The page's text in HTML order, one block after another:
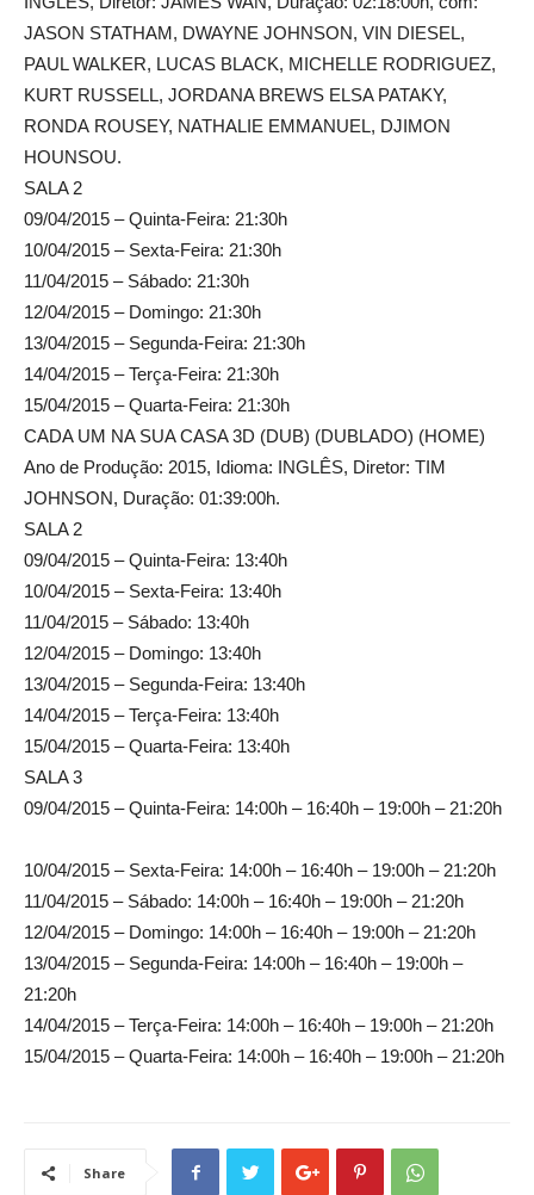
JASON STATHAM, DWAYNE JOHNSON, VIN DIESEL,
PAUL WALKER, LUCAS BLACK, MICHELLE RODRIGUEZ,
KURT RUSSELL, JORDANA BREWS ELSA PATAKY,
RONDA ROUSEY, NATHALIE EMMANUEL, DJIMON
HOUNSOU.
SALA 2
09/04/2015 – Quinta-Feira: 21:30h
10/04/2015 – Sexta-Feira: 21:30h
11/04/2015 – Sábado: 21:30h
12/04/2015 – Domingo: 21:30h
13/04/2015 – Segunda-Feira: 21:30h
14/04/2015 – Terça-Feira: 21:30h
15/04/2015 – Quarta-Feira: 21:30h
CADA UM NA SUA CASA 3D (DUB) (DUBLADO) (HOME)
Ano de Produção: 2015, Idioma: INGLÊS, Diretor: TIM
JOHNSON, Duração: 01:39:00h.
SALA 2
09/04/2015 – Quinta-Feira: 13:40h
10/04/2015 – Sexta-Feira: 13:40h
11/04/2015 – Sábado: 13:40h
12/04/2015 – Domingo: 13:40h
13/04/2015 – Segunda-Feira: 13:40h
14/04/2015 – Terça-Feira: 13:40h
15/04/2015 – Quarta-Feira: 13:40h
SALA 3
09/04/2015 – Quinta-Feira: 14:00h – 16:40h – 19:00h – 21:20h
10/04/2015 – Sexta-Feira: 14:00h – 16:40h – 19:00h – 21:20h
11/04/2015 – Sábado: 14:00h – 16:40h – 19:00h – 21:20h
12/04/2015 – Domingo: 14:00h – 16:40h – 19:00h – 21:20h
13/04/2015 – Segunda-Feira: 14:00h – 16:40h – 19:00h –
21:20h
14/04/2015 – Terça-Feira: 14:00h – 16:40h – 19:00h – 21:20h
15/04/2015 – Quarta-Feira: 14:00h – 16:40h – 19:00h – 21:20h
Share